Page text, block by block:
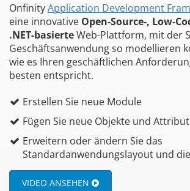
OnfinityApplication Development
eine innovative Open-Source-, Low-
.NET-basierteWeb-Plattform, mit der
Geschäftsanwendung so modellieren
wie es Ihren geschäftlichen
besten entspricht.
Erstellen Sie neue Module
Fügen Sie neue Objekte und
Erweitern oder ändern Sie das
Standardanwendungslayout und
VIDEO ANSEHEN